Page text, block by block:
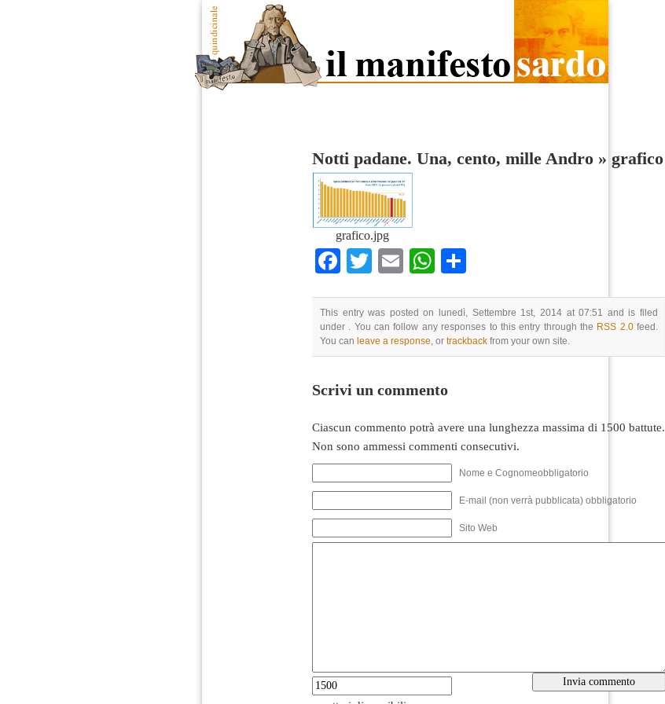
Notti padane. Una, cento, mille Andro » grafico
grafico.jpg
Facebook
TwitterEmailWhatsApp
This entry was posted on lunedì, Settembre 1st, 2014 at 07:51 and is filed
under . You can follow any responses to this entry through the RSS 2.0feed.
You can leave a response, or trackback from your own site.
Scrivi un commento
Ciascun commento potrà avere una lunghezza massima di 1500 battute.
Non sono ammessi commenti consecutivi.
Nome e Cognomeobbligatorio
E-mail (non verrà pubblicata) obbligatorio
Sito Web